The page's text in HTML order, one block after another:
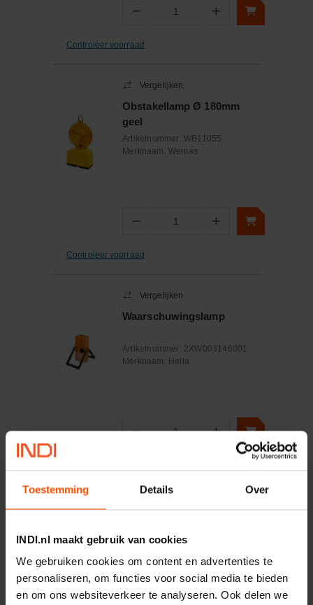
Toestemming Details Over
INDI.nl maakt gebruik van cookies
We gebruiken cookies om content en advertenties te
personaliseren, om functies voor social media te bieden
en om ons websiteverkeer te analyseren. Ook delen we
− Aantal +
Controleer voorraad
Vergelijken
Obstakellamp Ø 180mm
geel
Artikelnummer: WB11055
Merknaam: Wemas
− Aantal +
Controleer voorraad
Vergelijken
Waarschuwingslamp
Artikelnummer: 2XW003146001
Merknaam: Hella
− +
180mm geel
Artikelnummer: WB10150